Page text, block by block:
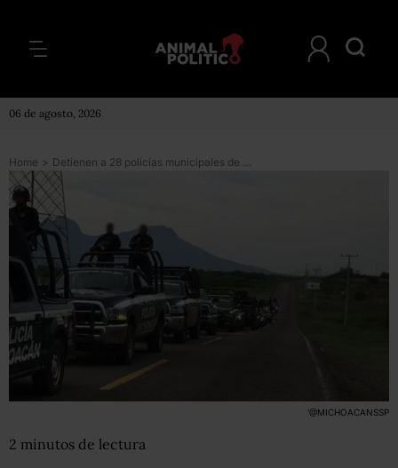
06 de agosto, 2026
Home > Detienen a 28 policías municipales de Ocampo, Michoacán, por desobedecer y agredir a mandos estatales
'@MICHOACANSSP
2 minutos de lectura